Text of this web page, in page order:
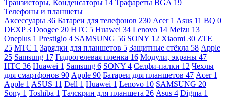
Транзисторы, Конденсаторы 14 Трафареты BGA 19
Телефоны и планшеты
Аксессуары 36 Батареи для телефонов 230 Acer 1 Asus 11 BQ 0
DEXP3 Doogee 20 HTC 5 Huawei 34 Lenovo 14 Meizu 13
Oneplus 1 Prestigio 4 SAMSUNG 56 SONY 12 Xiaomi 30 ZTE
25 МТС 1 Зарядки для планшетов 5 Защитные стёкла 58 Apple
25 Samsung 17 Гидрогелевая пленка 16 Модули, экраны 47
HTC 36 Huawei 1 Samsung 6 SONY 4 Селфи-палки 12 Чехлы
для смартфонов 90 Apple 90 Батареи для планшетов 47 Acer 1
Apple 1 ASUS 11 Dell 1 Huawei 1 Lenovo 10 SAMSUNG 20
Sony 1 Toshiba 1 Тачскрин для планшета 26 Asus 4 Digma 1